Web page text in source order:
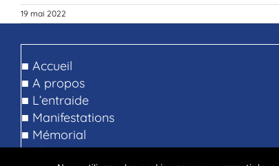
19 mai 2022
■ Accueil
■ A propos
■ L’entraide
■ Manifestations
■ Mémorial
■Photos